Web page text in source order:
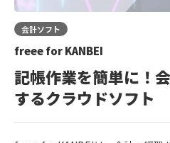
会計ソフト
freee for KANBEI
記帳作業を簡単に！
するクラウドソフト